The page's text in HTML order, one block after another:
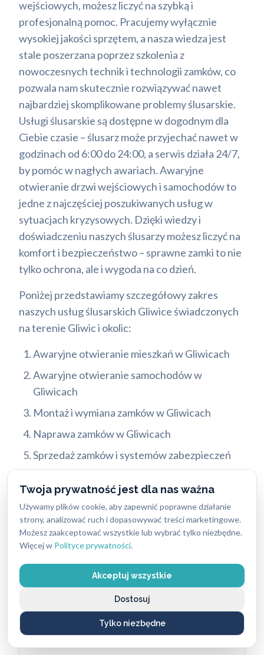
Twoja prywatność jest dla nas ważna
Używamy plików cookie, aby zapewnić poprawne działanie
strony, analizować ruch i dopasowywać treści marketingowe.
Możesz zaakceptować wszystkie lub wybrać tylko niezbędne.
Więcej w Polityce prywatności.
Akceptuj wszystkie
Tylko niezbędne
Dostosuj
wejściowych, możesz liczyć na szybką i
profesjonalną pomoc. Pracujemy wyłącznie
wysokiej jakości sprzętem, a nasza wiedza jest
stale poszerzana poprzez szkolenia z
nowoczesnych technik i technologii zamków, co
pozwala nam skutecznie rozwiązywać nawet
najbardziej skomplikowane problemy ślusarskie.
Usługi ślusarskie są dostępne w dogodnym dla
Ciebie czasie – ślusarz może przyjechać nawet w
godzinach od 6:00 do 24:00, a serwis działa 24/7,
by pomóc w nagłych awariach. Awaryjne
otwieranie drzwi wejściowych i samochodów to
jedne z najczęściej poszukiwanych usług w
sytuacjach kryzysowych. Dzięki wiedzy i
doświadczeniu naszych ślusarzy możesz liczyć na
komfort i bezpieczeństwo – sprawne zamki to nie
tylko ochrona, ale i wygoda na co dzień.
Poniżej przedstawiamy szczegółowy zakres
naszych usług ślusarskich Gliwice świadczonych
na terenie Gliwic i okolic:
Awaryjne otwieranie mieszkań w Gliwicach
Awaryjne otwieranie samochodów w
Gliwicach
Montaż i wymiana zamków w Gliwicach
Naprawa zamków w Gliwicach
Sprzedaż zamków i systemów zabezpieczeń
systemów bezpieczeństwa
Awaryjne otwieranie mieszkań
i drzwiw Gliwicach
Awaryjne otwieranie drzwi wejściowych i
aut to jedne z najczęściej poszukiwanych
usług w sytuacjach awarii zamków,
zatrzaśnięcia kluczy czy innych nagłych